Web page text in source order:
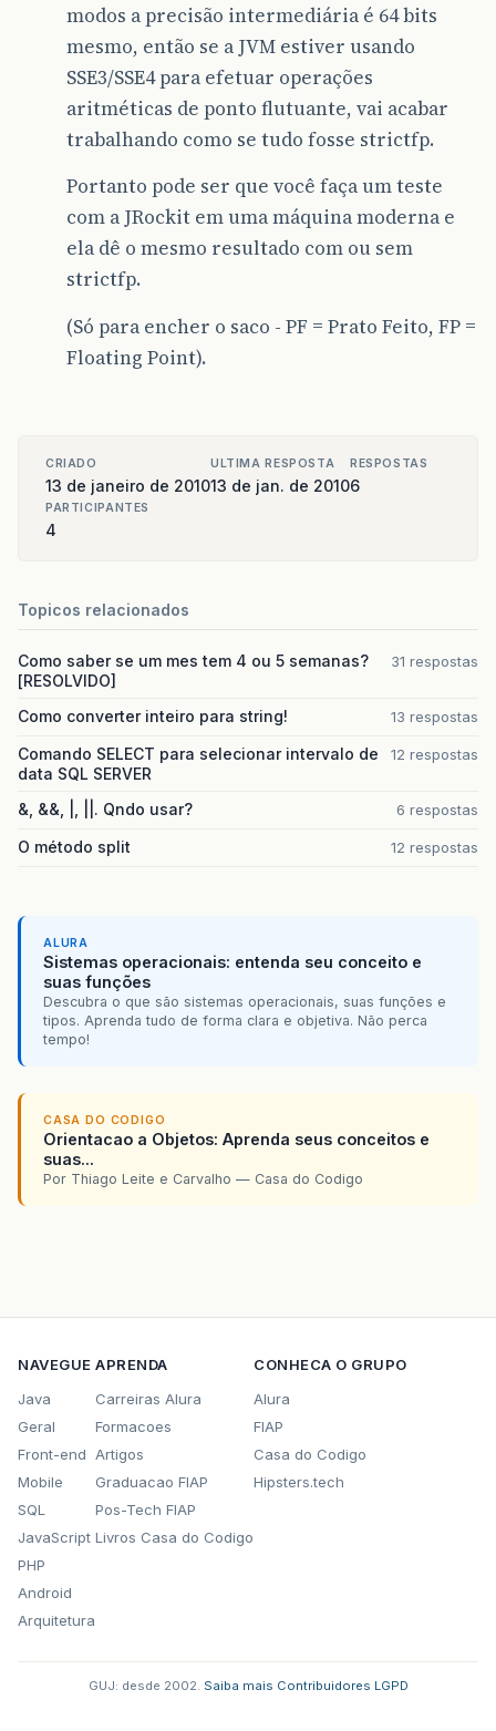
modos a precisão intermediária é 64 bits
mesmo, então se a JVM estiver usando
SSE3/SSE4 para efetuar operações
aritméticas de ponto flutuante, vai acabar
trabalhando como se tudo fosse strictfp.
Portanto pode ser que você faça um teste
com a JRockit em uma máquina moderna e
ela dê o mesmo resultado com ou sem
strictfp.
(Só para encher o saco - PF = Prato Feito, FP =
Floating Point).
CRIADO
13 de janeiro de 2010
ULTIMA RESPOSTA
13 de jan. de 2010
RESPOSTAS
6
PARTICIPANTES
4
Topicos relacionados
Como saber se um mes tem 4 ou 5 semanas?
[RESOLVIDO]
31 respostas
Como converter inteiro para string! 13 respostas
Comando SELECT para selecionar intervalo de
data SQL SERVER
12 respostas
&, &&, |, ||. Qndo usar? 6 respostas
O método split 12 respostas
ALURA
Sistemas operacionais: entenda seu conceito e
suas funções
Descubra o que são sistemas operacionais, suas funções e
tipos. Aprenda tudo de forma clara e objetiva. Não perca
tempo!
CASA DO CODIGO
Orientacao a Objetos: Aprenda seus conceitos e
suas...
Por Thiago Leite e Carvalho — Casa do Codigo
NAVEGUE
Java
Geral
Front-end
Mobile
SQL
JavaScript
PHP
Android
Arquitetura
APRENDA
Carreiras Alura
Formacoes
Artigos
Graduacao FIAP
Pos-Tech FIAP
Livros Casa do Codigo
CONHECA O GRUPO
Alura
FIAP
Casa do Codigo
Hipsters.tech
GUJ: desde 2002. Saiba mais Contribuidores LGPD